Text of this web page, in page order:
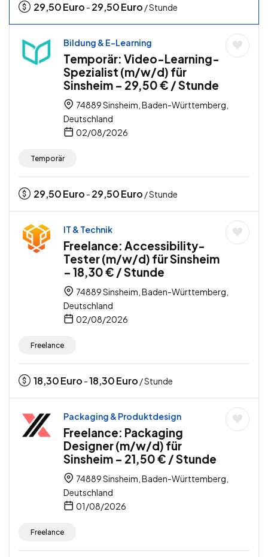
29,50Euro - 29,50Euro / Stunde
Bildung & E-Learning
Temporär: Video-Learning-
Spezialist (m/w/d) für
Sinsheim – 29,50 € / Stunde
74889 Sinsheim, Baden-Württemberg,
Deutschland
02/08/2026
Temporär
29,50Euro - 29,50Euro / Stunde
IT & Technik
Freelance: Accessibility-
Tester (m/w/d) für Sinsheim
– 18,30 € / Stunde
74889 Sinsheim, Baden-Württemberg,
Deutschland
02/08/2026
Freelance
18,30Euro -18,30Euro / Stunde
Packaging & Produktdesign
Freelance: Packaging
Designer (m/w/d) für
Sinsheim – 21,50 € / Stunde
74889 Sinsheim, Baden-Württemberg,
Deutschland
01/08/2026
Freelance